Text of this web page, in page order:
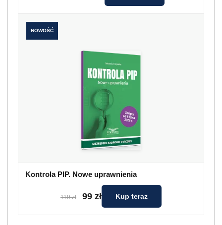
NOWOŚĆ
Kontrola PIP. Nowe uprawnienia
119 zł 99 zł Kup teraz